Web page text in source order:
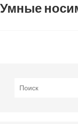
Умные